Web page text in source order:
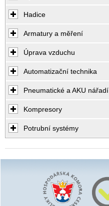
Hadice
Armatury a měření
Úprava vzduchu
Automatizační technika
Pneumatické a AKU nářadí
Kompresory
Potrubní systémy